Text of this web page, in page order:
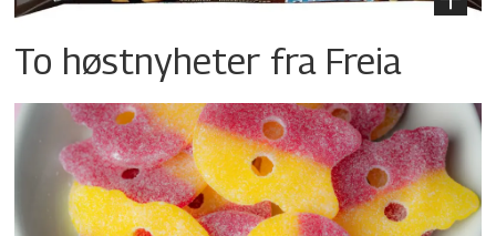
To høstnyheter fra Freia